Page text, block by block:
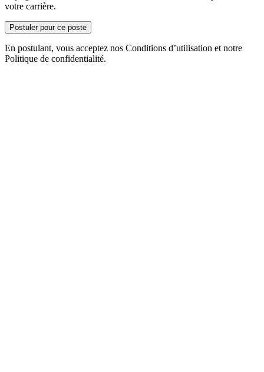
votre carrière.
Postuler pour ce poste
En postulant, vous acceptez nos Conditions d’utilisation et notre
Politique de confidentialité.